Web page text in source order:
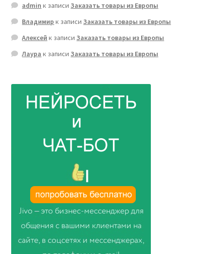
admin к записиЗаказать товары из Европы
Владимир к записиЗаказать товары из Европы
Алексей к записиЗаказать товары из Европы
Лаура к записиЗаказать товары из Европы